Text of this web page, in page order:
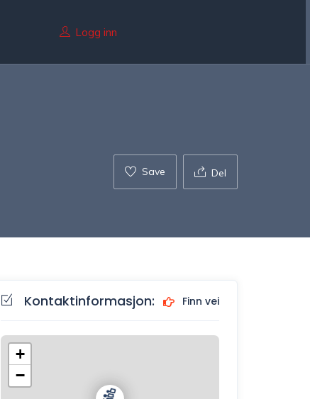
Logg inn
Save Del
Kontaktinformasjon: Finn vei
+
−